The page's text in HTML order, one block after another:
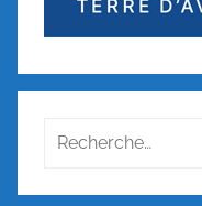
Recherche
: